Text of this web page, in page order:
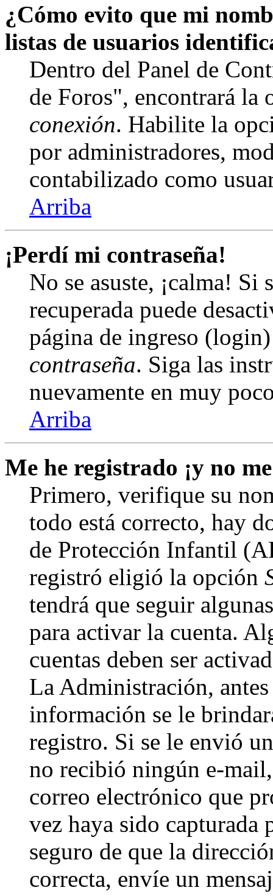
¿Cómo evito que mi
listas de usuarios
Dentro del Panel de
de Foros", encontrará la
conexión. Habilite la
por administradores,
contabilizado como
Arriba
¡Perdí mi contraseña!
No se asuste, ¡calma! Si
recuperada puede
página de ingreso
contraseña. Siga las
nuevamente en muy
Arriba
Me he registrado ¡y no
Primero, verifique su
todo está correcto, hay
de Protección Infantil
registró eligió la opción
tendrá que seguir
para activar la cuenta.
cuentas deben ser
La Administración,
información se le
registro. Si se le envió
no recibió ningún e-
correo electrónico que
vez haya sido
seguro de que la
correcta, envíe un